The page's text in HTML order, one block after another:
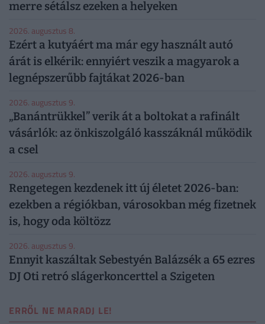
merre sétálsz ezeken a helyeken
2026. augusztus 8.
Ezért a kutyáért ma már egy használt autó
árát is elkérik: ennyiért veszik a magyarok a
legnépszerűbb fajtákat 2026-ban
2026. augusztus 9.
„Banántrükkel” verik át a boltokat a rafinált
vásárlók: az önkiszolgáló kasszáknál működik
a csel
2026. augusztus 9.
Rengetegen kezdenek itt új életet 2026-ban:
ezekben a régiókban, városokban még fizetnek
is, hogy oda költözz
2026. augusztus 9.
Ennyit kaszáltak Sebestyén Balázsék a 65 ezres
DJ Oti retró slágerkoncerttel a Szigeten
ERRŐL NE MARADJ LE!